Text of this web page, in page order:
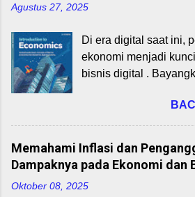
dan memvalidasi
membantu startup
bagaimana mereka
menyampaikan, dan
adalah dokumen yang
memastikan hasil
kebutuhan pemangku
PMBOK® Guide
dan memastikan
Komponen Rencana
Kualitas : Kriteria yang
misalnya kepatuhan
Agustus 27, 2025
Di era digital saat ini,
ekonomi menjadi
bisnis digital .
mengandalkan
ekonomi untuk
Artikel ini akan
ruang lingkupnya,
dengan bisnis digital.
mahasiswa Program
Memahami Inflasi dan
Dampaknya pada Ekonomi dan
Oktober 08, 2025